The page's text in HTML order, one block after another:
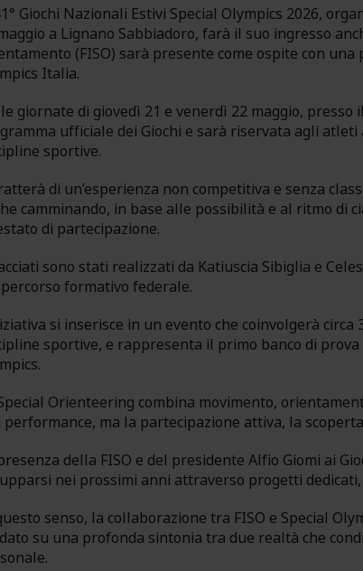
Giochi Nazionali Estivi Special Olympics 2026,
a Lignano Sabbiadoro, farà il suo ingresso
(FISO) sarà presente come ospite con
Italia.
giornate di giovedì 21 e venerdì 22 maggio,
ufficiale dei Giochi e sarà riservata agli
sportive.
di un’esperienza non competitiva e senza
camminando, in base alle possibilità e al ritmo di
di partecipazione.
sono stati realizzati da Katiuscia Sibiglia e
formativo federale.
si inserisce in un evento che coinvolgerà
sportive, e rappresenta il primo banco di
Orienteering combina movimento,
performance, ma la partecipazione attiva, la
della FISO e del presidente Alfio Giomi ai
nei prossimi anni attraverso progetti
senso, la collaborazione tra FISO e Special
su una profonda sintonia tra due realtà che